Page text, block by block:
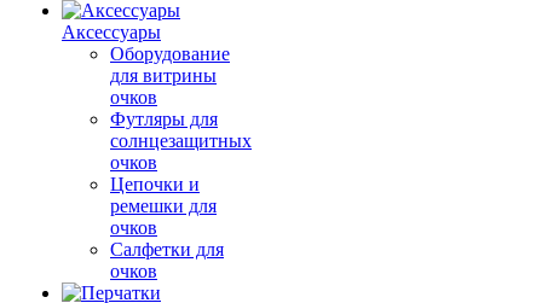
Аксессуары
Оборудование
для витрины
очков
Футляры для
солнцезащитных
очков
Цепочки и
ремешки для
очков
Салфетки для
очков